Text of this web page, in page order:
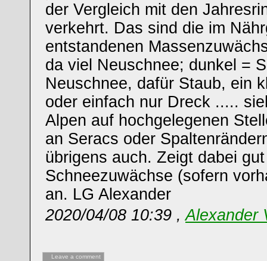
der Vergleich mit den
verkehrt. Das sind die im
entstandenen
da viel Neuschnee; dunkel =
Neuschnee, dafür Staub, ein
oder einfach nur Dreck .....
Alpen auf hochgelegenen
an Seracs oder
übrigens auch. Zeigt dabei
Schneezuwächse (sofern
an. LG Alexander
2020/04/08 10:39 ,Alexander
Leave a comment